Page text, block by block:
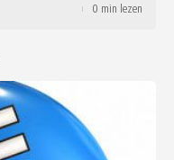
0 min lezen